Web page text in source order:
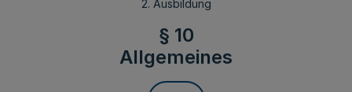
2. Ausbildung
§ 10
Allgemeines